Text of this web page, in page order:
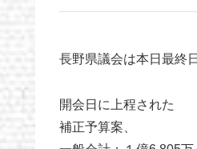
長野県議会は本日最終日
開会日に上程された
補正予算案、